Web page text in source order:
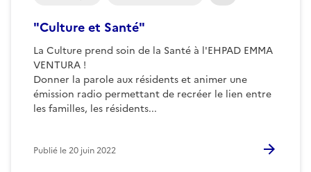
"Culture et Santé"
La Culture prend soin de la Santé à l'EHPAD EMMA
VENTURA !
Donner la parole aux résidents et animer une
émission radio permettant de recréer le lien entre
les familles, les résidents...
Publié le20 juin 2022